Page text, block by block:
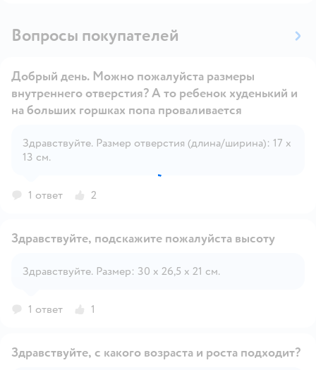
Вопросы покупателей
Открыть вопрос
Добрый день. Можно пожалуйста размеры
внутреннего отверстия? А то ребенок худенький и
на больших горшках попа проваливается
Здравствуйте. Размер отверстия (длина/ширина): 17 х
13 см.
1 ответ 2
Открыть вопрос
Здравствуйте, подскажите пожалуйста высоту
Здравствуйте. Размер: 30 х 26,5 х 21 см.
1 ответ 1
Здравствуйте, с какого возраста и роста подходит?